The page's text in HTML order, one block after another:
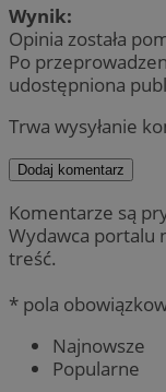
Wynik:
Opinia została
Po
udostępniona
Trwa wysyłanie
Dodaj komentarz
Komentarze są
Wydawca portalu
treść.
* pola
Najnowsze
Popularne